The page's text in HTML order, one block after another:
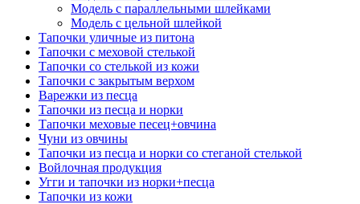
Модель с параллельными шлейками
Модель с цельной шлейкой
Тапочки уличные из питона
Тапочки с меховой стелькой
Тапочки со стелькой из кожи
Тапочки с закрытым верхом
Варежки из песца
Тапочки из песца и норки
Тапочки меховые песец+овчина
Чуни из овчины
Тапочки из песца и норки со стеганой стелькой
Войлочная продукция
Угги и тапочки из норки+песца
Тапочки из кожи